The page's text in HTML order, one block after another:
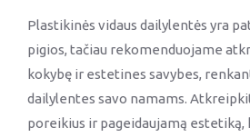
Plastikinės vidaus dailylentės yra
pigios, tačiau rekomenduojame
kokybę ir estetines savybes,
dailylentes savo namams.
poreikius ir pageidaujamą estetiką,